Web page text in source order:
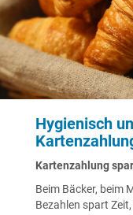
Hygienisch
Kartenzahlung
Beim Bäcker, beim
Bezahlen spart